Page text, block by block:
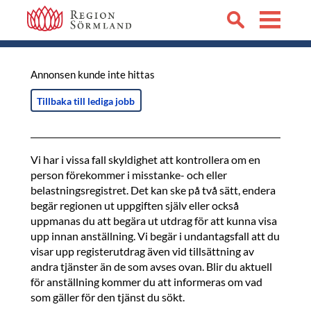
Annonsen kunde inte hittas
Tillbaka till lediga jobb
Vi har i vissa fall skyldighet att kontrollera om en
person förekommer i misstanke- och eller
belastningsregistret. Det kan ske på två sätt, endera
begär regionen ut uppgiften själv eller också
uppmanas du att begära ut utdrag för att kunna visa
upp innan anställning. Vi begär i undantagsfall att du
visar upp registerutdrag även vid tillsättning av
andra tjänster än de som avses ovan. Blir du aktuell
för anställning kommer du att informeras om vad
som gäller för den tjänst du sökt.